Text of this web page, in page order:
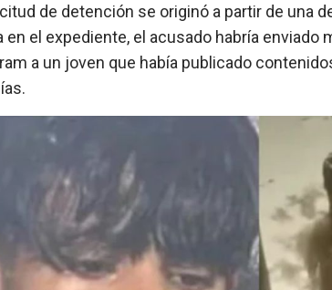
de detención se originó a partir de una
en el expediente, el acusado habría
a un joven que había publicado